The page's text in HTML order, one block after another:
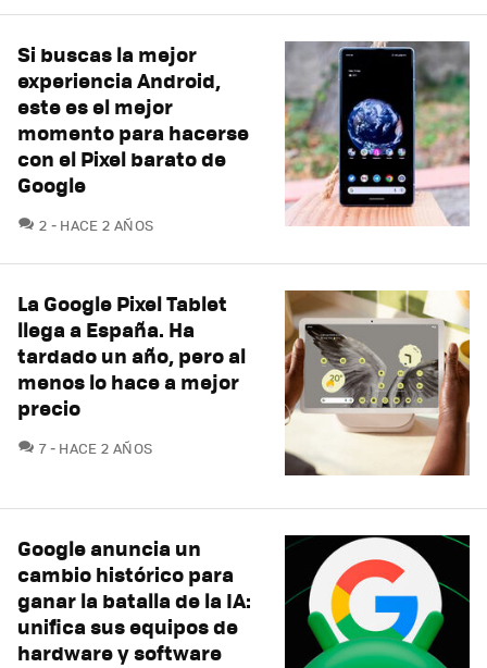
Si buscas la mejor
experiencia Android,
este es el mejor
momento para hacerse
con el Pixel barato de
Google
2 COMENTARIOS
HACE 2 AÑOS
La Google Pixel Tablet
llega a España. Ha
tardado un año, pero al
menos lo hace a mejor
precio
7COMENTARIOS
HACE 2 AÑOS
Google anuncia un
cambio histórico para
ganar la batalla de la IA:
unifica sus equipos de
hardware y software